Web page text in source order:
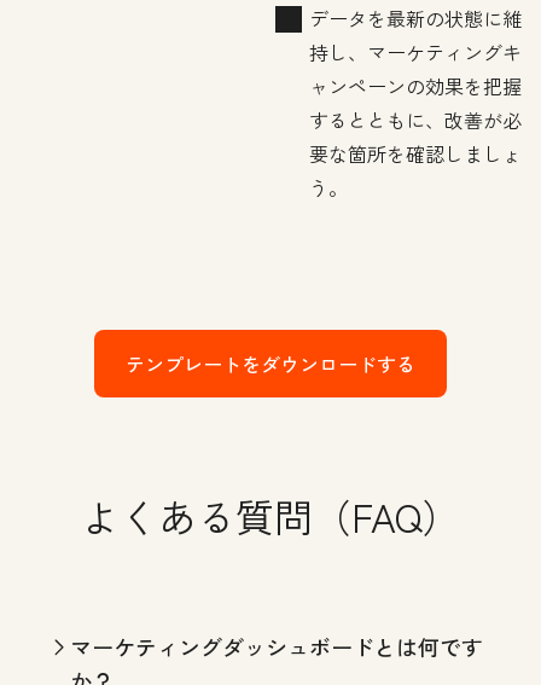
データを最新の状態に維
持し、マーケティングキ
ャンペーンの効果を把握
するとともに、改善が必
要な箇所を確認しましょ
う。
テンプレートをダウンロードする
よくある質問（FAQ）
マーケティングダッシュボードとは何です